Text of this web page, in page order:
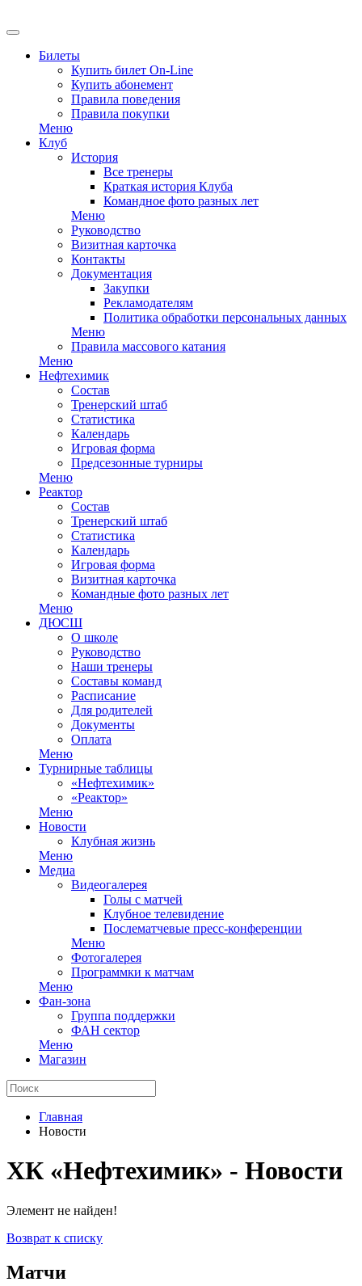
Билеты
Купить билет On-Line
Купить абонемент
Правила поведения
Правила покупки
Меню
Клуб
История
Все тренеры
Краткая история Клуба
Командное фото разных лет
Меню
Руководство
Визитная карточка
Контакты
Документация
Закупки
Рекламодателям
Политика обработки персональных данных
Меню
Правила массового катания
Меню
Нефтехимик
Состав
Тренерский штаб
Статистика
Календарь
Игровая форма
Предсезонные турниры
Меню
Реактор
Состав
Тренерский штаб
Статистика
Календарь
Игровая форма
Визитная карточка
Командные фото разных лет
Меню
ДЮСШ
О школе
Руководство
Наши тренеры
Составы команд
Расписание
Для родителей
Документы
Оплата
Меню
Турнирные таблицы
«Нефтехимик»
«Реактор»
Меню
Новости
Клубная жизнь
Меню
Медиа
Видеогалерея
Голы с матчей
Клубное телевидение
Послематчевые пресс-конференции
Меню
Фотогалерея
Программки к матчам
Меню
Фан-зона
Группа поддержки
ФАН сектор
Меню
Магазин
Главная
Новости
ХК «Нефтехимик» - Новости
Элемент не найден!
Возврат к списку
Матчи